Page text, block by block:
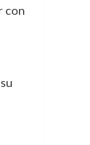
con